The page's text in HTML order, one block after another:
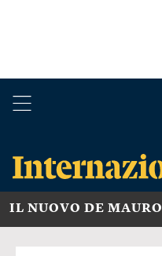
IL NUOVO DE MAURO